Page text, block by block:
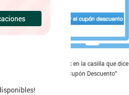
en la casilla que dice "Ver
Copiá el código
pegalo en donde lo